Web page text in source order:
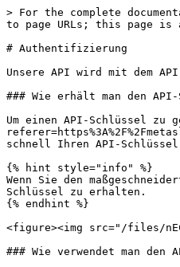
> For the complete
to page URLs; this page is
# Authentifizierung
Unsere API wird mit dem
### Wie erhält man den
Um einen API-Schlüssel
schnell Ihren API-
{% hint style="info" %}
Wenn Sie den
Schlüssel zu erhalten.
{% endhint %}
<figure><img src="/files/
### Wie verwendet man den